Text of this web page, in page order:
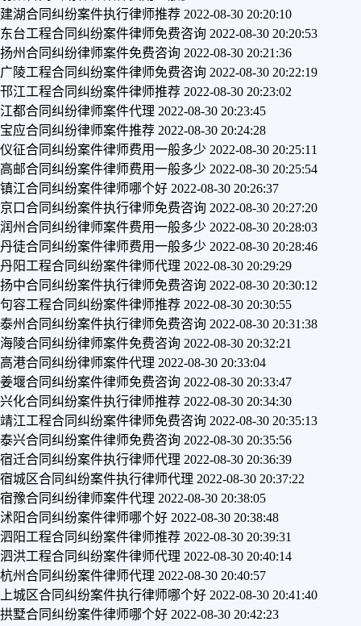
建湖合同纠纷案件执行律师推荐 2022-08-30 20:20:10
东台工程合同纠纷案件律师免费咨询 2022-08-30 20:20:53
扬州合同纠纷律师案件免费咨询 2022-08-30 20:21:36
广陵工程合同纠纷案件律师免费咨询 2022-08-30 20:22:19
邗江工程合同纠纷案件律师推荐 2022-08-30 20:23:02
江都合同纠纷律师案件代理 2022-08-30 20:23:45
宝应合同纠纷律师案件推荐 2022-08-30 20:24:28
仪征合同纠纷案件律师费用一般多少 2022-08-30 20:25:11
高邮合同纠纷案件律师费用一般多少 2022-08-30 20:25:54
镇江合同纠纷案件律师哪个好 2022-08-30 20:26:37
京口合同纠纷案件执行律师免费咨询 2022-08-30 20:27:20
润州合同纠纷律师案件费用一般多少 2022-08-30 20:28:03
丹徒合同纠纷案件律师费用一般多少 2022-08-30 20:28:46
丹阳工程合同纠纷案件律师代理 2022-08-30 20:29:29
扬中合同纠纷案件执行律师免费咨询 2022-08-30 20:30:12
句容工程合同纠纷案件律师推荐 2022-08-30 20:30:55
泰州合同纠纷案件执行律师免费咨询 2022-08-30 20:31:38
海陵合同纠纷律师案件免费咨询 2022-08-30 20:32:21
高港合同纠纷律师案件代理 2022-08-30 20:33:04
姜堰合同纠纷案件律师免费咨询 2022-08-30 20:33:47
兴化合同纠纷案件执行律师推荐 2022-08-30 20:34:30
靖江工程合同纠纷案件律师免费咨询 2022-08-30 20:35:13
泰兴合同纠纷案件律师免费咨询 2022-08-30 20:35:56
宿迁合同纠纷案件执行律师代理 2022-08-30 20:36:39
宿城区合同纠纷案件执行律师代理 2022-08-30 20:37:22
宿豫合同纠纷律师案件代理 2022-08-30 20:38:05
沭阳合同纠纷案件律师哪个好 2022-08-30 20:38:48
泗阳工程合同纠纷案件律师推荐 2022-08-30 20:39:31
泗洪工程合同纠纷案件律师代理 2022-08-30 20:40:14
杭州合同纠纷案件律师代理 2022-08-30 20:40:57
上城区合同纠纷案件执行律师哪个好 2022-08-30 20:41:40
拱墅合同纠纷案件律师哪个好 2022-08-30 20:42:23